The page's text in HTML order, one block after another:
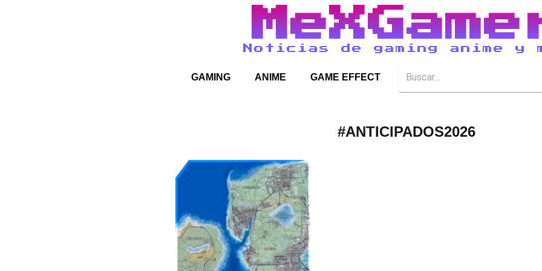
Noticias de gaming anime y
GAMING ANIME GAME EFFECT
#ANTICIPADOS2026